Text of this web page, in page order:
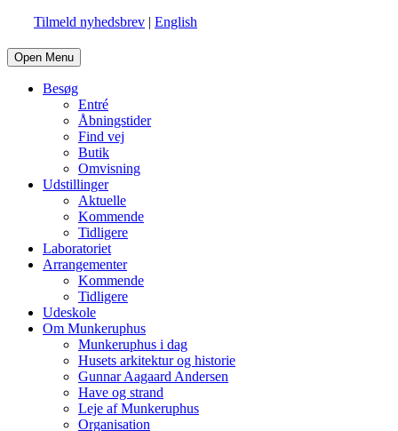
Tilmeld nyhedsbrev | English
Open Menu
Besøg
Entré
Åbningstider
Find vej
Butik
Omvisning
Udstillinger
Aktuelle
Kommende
Tidligere
Laboratoriet
Arrangementer
Kommende
Tidligere
Udeskole
Om Munkeruphus
Munkeruphus i dag
Husets arkitektur og historie
Gunnar Aagaard Andersen
Have og strand
Leje af Munkeruphus
Organisation